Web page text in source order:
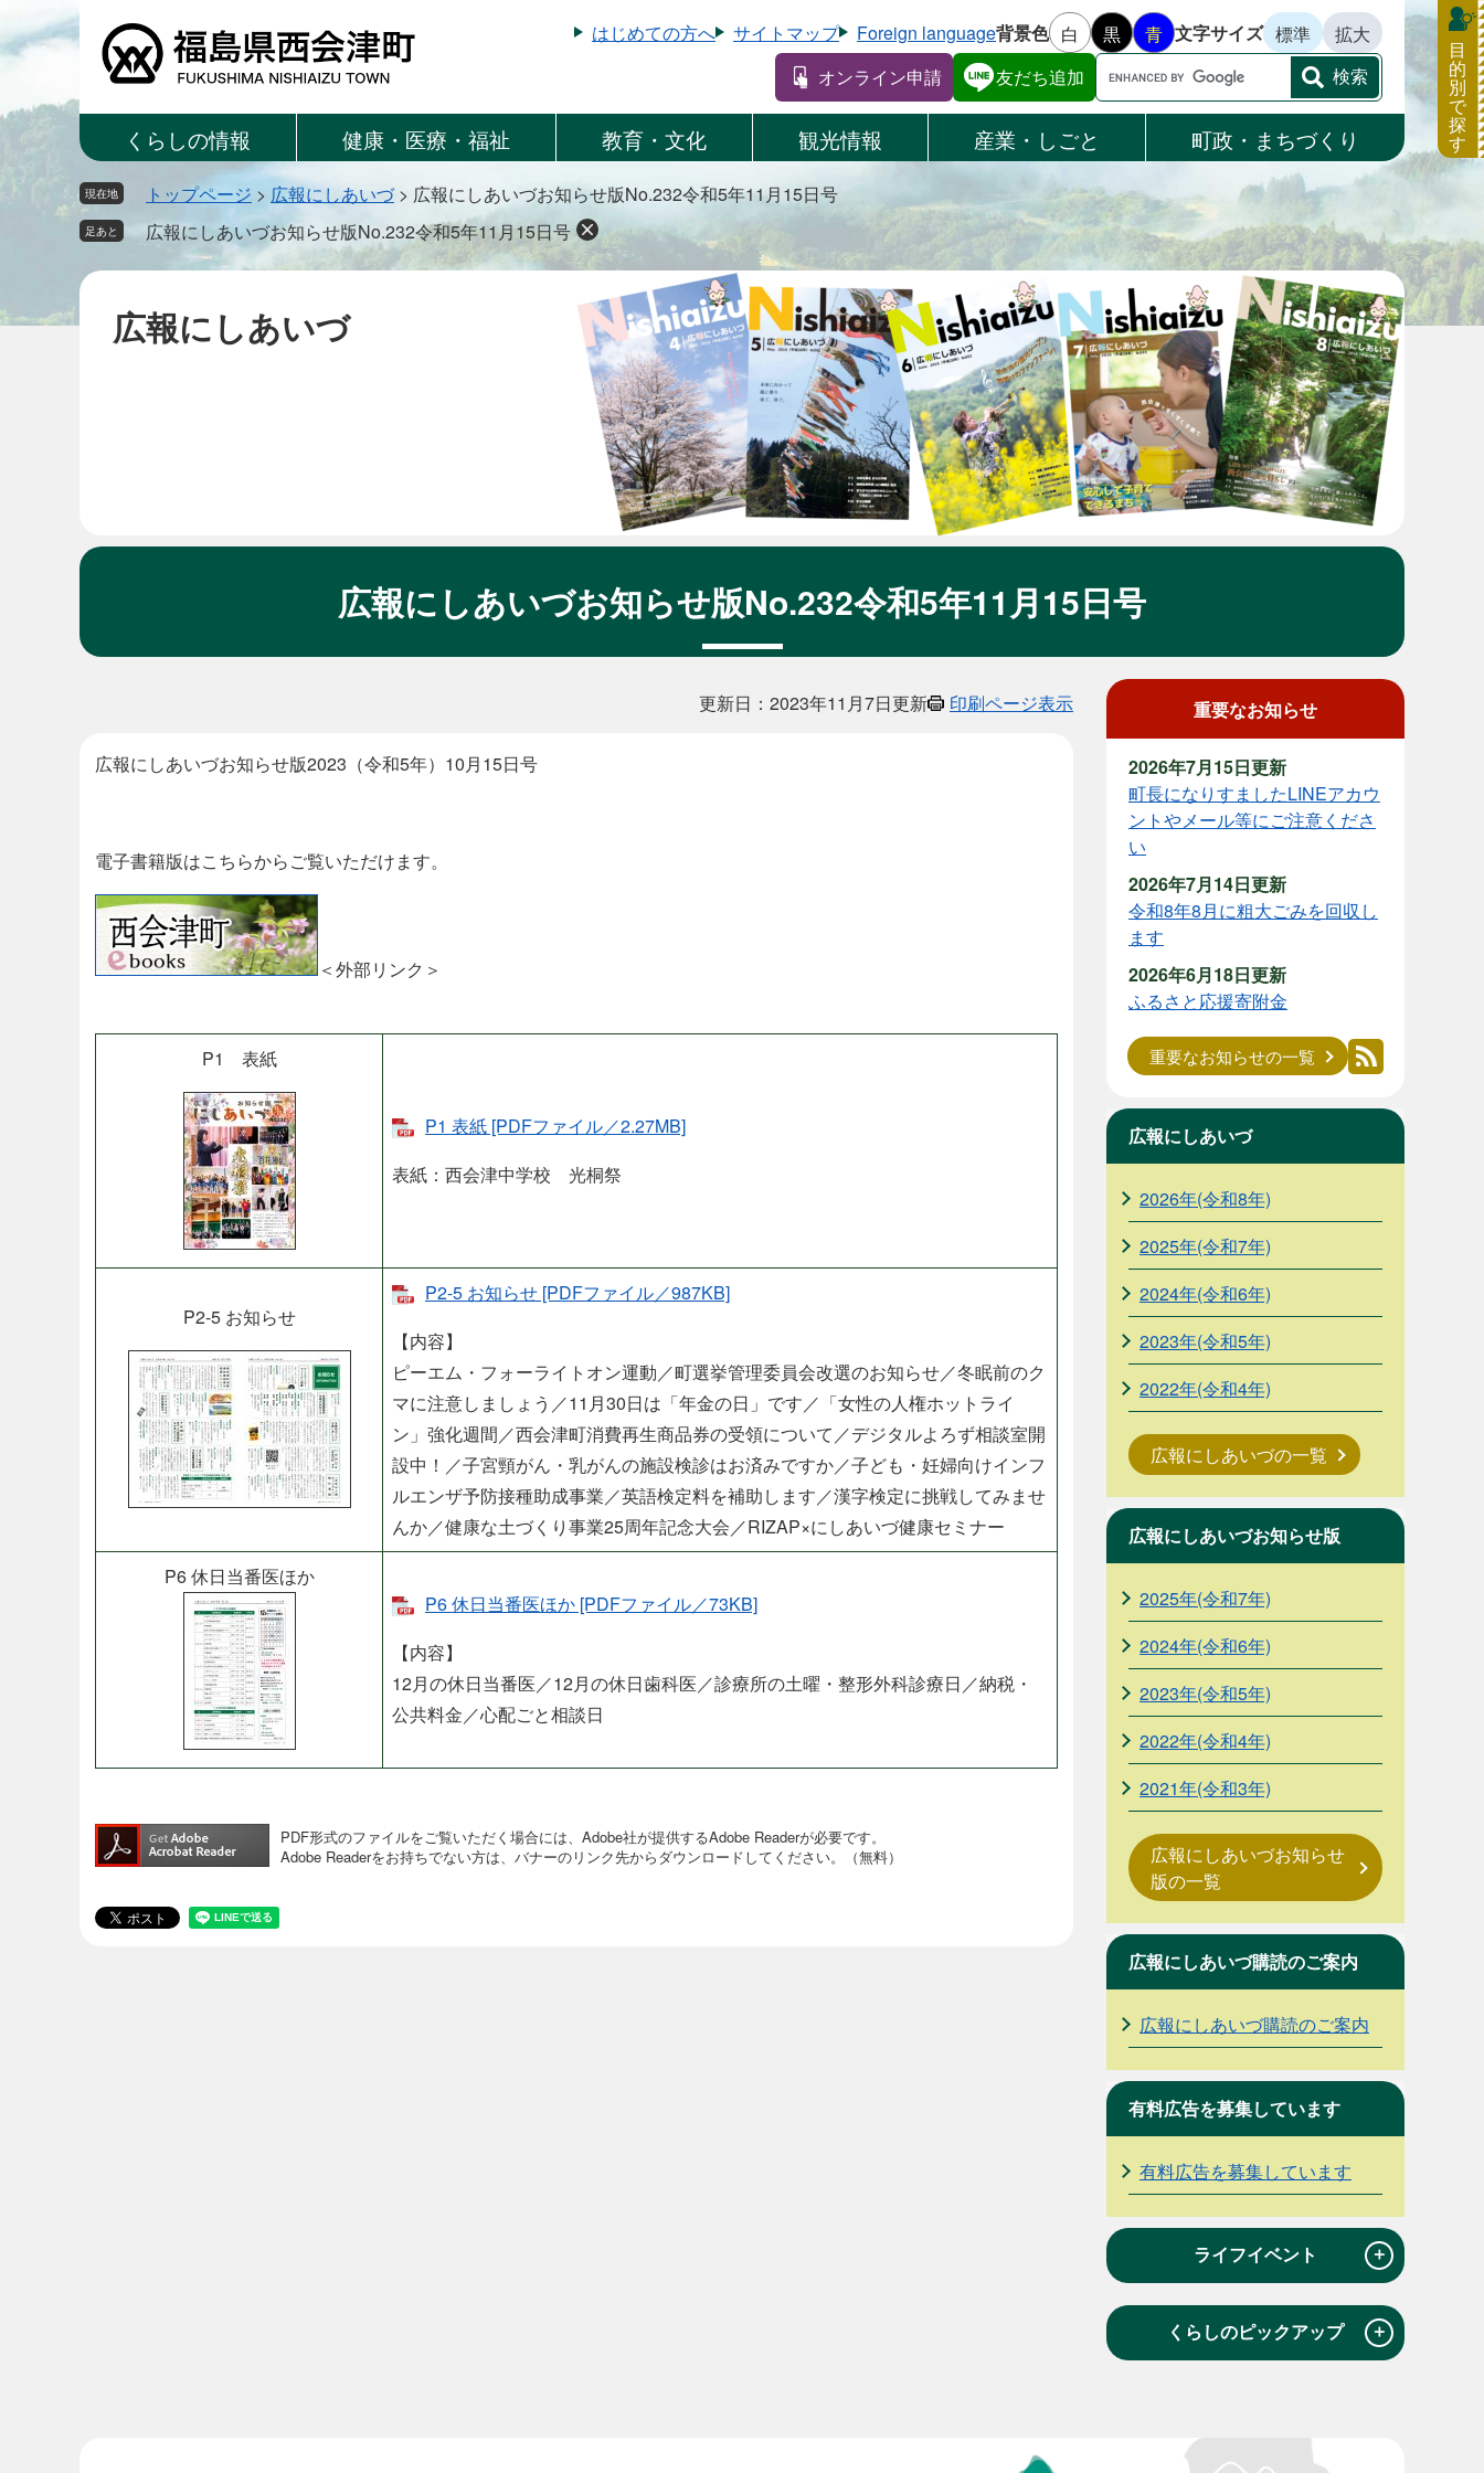
ー
ジ
先
す。
ニ
ュ
を
し
へ
はじめての方へ サイトマップ Foreign language背景色 白 黒 青 文字サイズ 標準
拡大
オンライン申請
友だち追加
Google
カ
ス
検
索
くらしの情報 健康・医療・福祉 教育・文化 観光情報 産業・しごと 町政・まちづくり
目
的
別
で
探
す
現在地 トップページ > 広報にしあいづ > 広報にしあいづお知らせ版No.232令和5年11月15日号
足あと 広報にしあいづお知らせ版No.232令和5年11月15日号
広報にしあいづ
広報にしあいづお知らせ版No.232令和5年11月15日号
更新日：2023年11月7日更新 印刷ページ表示
広報にしあいづお知らせ版2023（令和5年）10月15日号
電子書籍版はこちらからご覧いただけます。
＜外部リンク＞
P1 表紙
P1 表紙 [PDFファイル／2.27MB]
表紙：西会津中学校 光桐祭
P2-5 お知らせ​
P2-5 お知らせ [PDFファイル／987KB]
【内容】
ピーエム・フォーライトオン運動／町選挙管理委員会改選のお知らせ／冬眠前のク
マに注意しましょう／11月30日は「年金の日」です／「女性の人権ホットライ
ン」強化週間／西会津町消費再生商品券の受領について／デジタルよろず相談室開
設中！／子宮頸がん・乳がんの施設検診はお済みですか／子ども・妊婦向けインフ
ルエンザ予防接種助成事業／英語検定料を補助します／漢字検定に挑戦してみませ
んか／健康な土づくり事業25周年記念大会／RIZAP×にしあいづ健康セミナー
P6 休日当番医ほか​
P6 休日当番医ほか [PDFファイル／73KB]
【内容】
12月の休日当番医／12月の休日歯科医／診療所の土曜・整形外科診療日／納税・
公共料金／心配ごと相談日
PDF形式のファイルをご覧いただく場合には、Adobe社が提供するAdobe Readerが必要です。
Adobe Readerをお持ちでない方は、バナーのリンク先からダウンロードしてください。（無料）
重要なお知らせ
2026年7月15日更新
町長になりすましたLINEアカウ
ントやメール等にご注意くださ
い
2026年7月14日更新
令和8年8月に粗大ごみを回収し
ます
2026年6月18日更新
ふるさと応援寄附金
重要なお知らせの一覧
広報にしあいづ
2026年(令和8年)
2025年(令和7年)
2024年(令和6年)
2023年(令和5年)
2022年(令和4年)
広報にしあいづの一覧
広報にしあいづお知らせ版
2025年(令和7年)
2024年(令和6年)
2023年(令和5年)
2022年(令和4年)
2021年(令和3年)
広報にしあいづお知らせ
版の一覧
広報にしあいづ購読のご案内
広報にしあいづ購読のご案内
有料広告を募集しています
有料広告を募集しています
ライフイベント ＋
くらしのピックアップ ＋